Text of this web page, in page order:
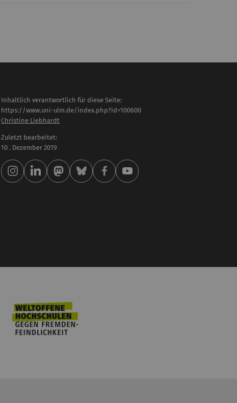
Inhaltlich verantwortlich für diese Seite:
https://www.uni-ulm.de/index.php?id=100600
Christine Liebhardt
Zuletzt bearbeitet:
10 . Dezember 2019